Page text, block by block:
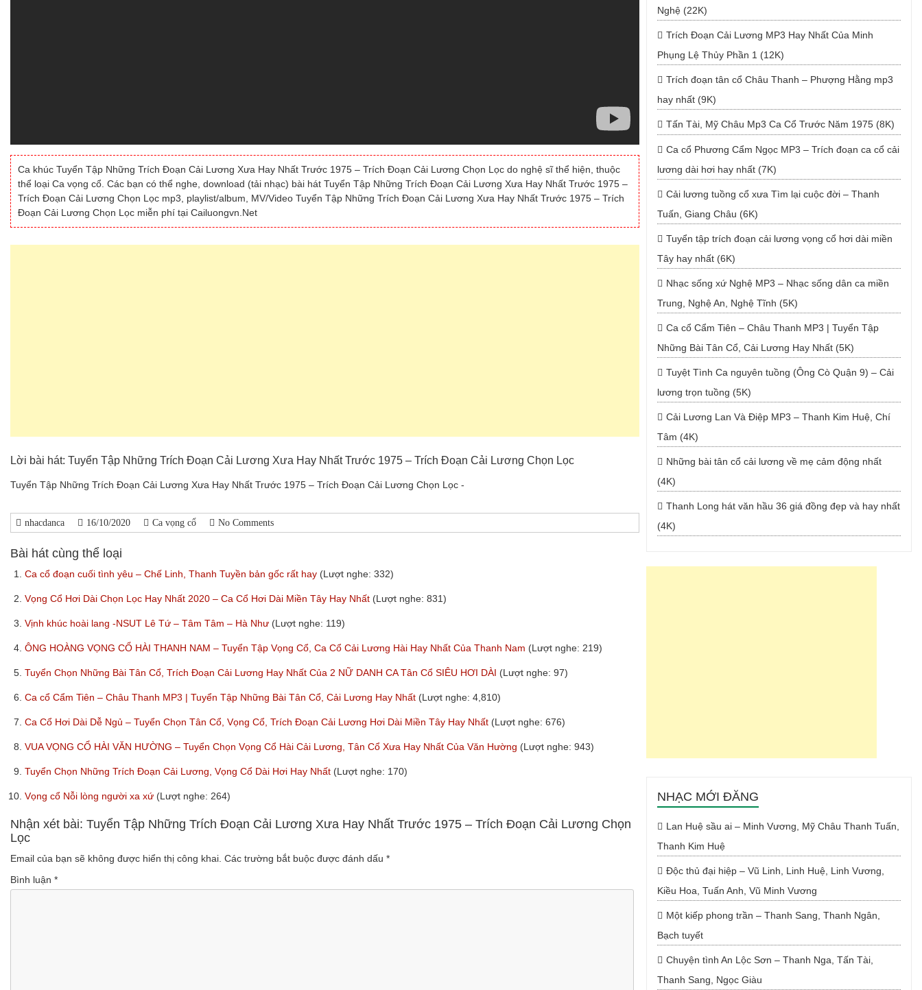
Ca khúc Tuyển Tập Những Trích Đoạn Cải Lương Xưa Hay Nhất Trước 1975 – Trích Đoạn Cải Lương Chọn Lọc do nghệ sĩ thể hiện, thuộc
thể loại Ca vọng cổ. Các bạn có thể nghe, download (tải nhạc) bài hát Tuyển Tập Những Trích Đoạn Cải Lương Xưa Hay Nhất Trước 1975 –
Trích Đoạn Cải Lương Chọn Lọc mp3, playlist/album, MV/Video Tuyển Tập Những Trích Đoạn Cải Lương Xưa Hay Nhất Trước 1975 – Trích
Đoạn Cải Lương Chọn Lọc miễn phí tại Cailuongvn.Net
Lời bài hát: Tuyển Tập Những Trích Đoạn Cải Lương Xưa Hay Nhất Trước 1975 – Trích Đoạn Cải Lương Chọn Lọc
Tuyển Tập Những Trích Đoạn Cải Lương Xưa Hay Nhất Trước 1975 – Trích Đoạn Cải Lương Chọn Lọc -
nhacdanca 16/10/2020 Ca vọng cổ No Comments
Bài hát cùng thể loại
1. Ca cổ đoạn cuối tình yêu – Chế Linh, Thanh Tuyền bản gốc rất hay (Lượt nghe: 332)
2. Vọng Cổ Hơi Dài Chọn Lọc Hay Nhất 2020 – Ca Cổ Hơi Dài Miền Tây Hay Nhất (Lượt nghe: 831)
3. Vịnh khúc hoài lang -NSUT Lê Tứ – Tâm Tâm – Hà Như (Lượt nghe: 119)
4. ÔNG HOÀNG VỌNG CỔ HÀI THANH NAM – Tuyển Tập Vọng Cổ, Ca Cổ Cải Lương Hài Hay Nhất Của Thanh Nam (Lượt nghe: 219)
5. Tuyển Chọn Những Bài Tân Cổ, Trích Đoạn Cải Lương Hay Nhất Của 2 NỮ DANH CA Tân Cổ SIÊU HƠI DÀI (Lượt nghe: 97)
6. Ca cổ Cẩm Tiên – Châu Thanh MP3 | Tuyển Tập Những Bài Tân Cổ, Cải Lương Hay Nhất (Lượt nghe: 4,810)
7. Ca Cổ Hơi Dài Dễ Ngủ – Tuyển Chọn Tân Cổ, Vọng Cổ, Trích Đoạn Cải Lương Hơi Dài Miền Tây Hay Nhất (Lượt nghe: 676)
8. VUA VỌNG CỔ HÀI VĂN HƯỜNG – Tuyển Chọn Vọng Cổ Hài Cải Lương, Tân Cổ Xưa Hay Nhất Của Văn Hường (Lượt nghe: 943)
9. Tuyển Chọn Những Trích Đoạn Cải Lương, Vọng Cổ Dài Hơi Hay Nhất (Lượt nghe: 170)
10. Vọng cổ Nỗi lòng người xa xứ (Lượt nghe: 264)
Nhận xét bài: Tuyển Tập Những Trích Đoạn Cải Lương Xưa Hay Nhất Trước 1975 – Trích Đoạn Cải Lương Chọn
Lọc
Email của bạn sẽ không được hiển thị công khai. Các trường bắt buộc được đánh dấu *
Bình luận *
Nghệ (22K)
Trích Đoạn Cải Lương MP3 Hay Nhất Của Minh
Phụng Lệ Thủy Phần 1 (12K)
Trích đoạn tân cổ Châu Thanh – Phượng Hằng mp3
hay nhất (9K)
Tấn Tài, Mỹ Châu Mp3 Ca Cổ Trước Năm 1975 (8K)
Ca cổ Phương Cẩm Ngọc MP3 – Trích đoạn ca cổ cải
lương dài hơi hay nhất (7K)
Cải lương tuồng cổ xưa Tìm lại cuộc đời – Thanh
Tuấn, Giang Châu (6K)
Tuyển tập trích đoạn cải lương vọng cổ hơi dài miền
Tây hay nhất (6K)
Nhạc sống xứ Nghệ MP3 – Nhạc sống dân ca miền
Trung, Nghệ An, Nghệ Tĩnh (5K)
Ca cổ Cẩm Tiên – Châu Thanh MP3 | Tuyển Tập
Những Bài Tân Cổ, Cải Lương Hay Nhất (5K)
Tuyệt Tình Ca nguyên tuồng (Ông Cò Quận 9) – Cải
lương trọn tuồng (5K)
Cải Lương Lan Và Điệp MP3 – Thanh Kim Huệ, Chí
Tâm (4K)
Những bài tân cổ cải lương về mẹ cảm động nhất
(4K)
Thanh Long hát văn hầu 36 giá đồng đẹp và hay nhất
(4K)
NHẠC MỚI ĐĂNG
Lan Huệ sầu ai – Minh Vương, Mỹ Châu Thanh Tuấn,
Thanh Kim Huệ
Độc thủ đại hiệp – Vũ Linh, Linh Huệ, Linh Vương,
Kiều Hoa, Tuấn Anh, Vũ Minh Vương
Một kiếp phong trần – Thanh Sang, Thanh Ngân,
Bạch tuyết
Chuyện tình An Lộc Sơn – Thanh Nga, Tấn Tài,
Thanh Sang, Ngọc Giàu